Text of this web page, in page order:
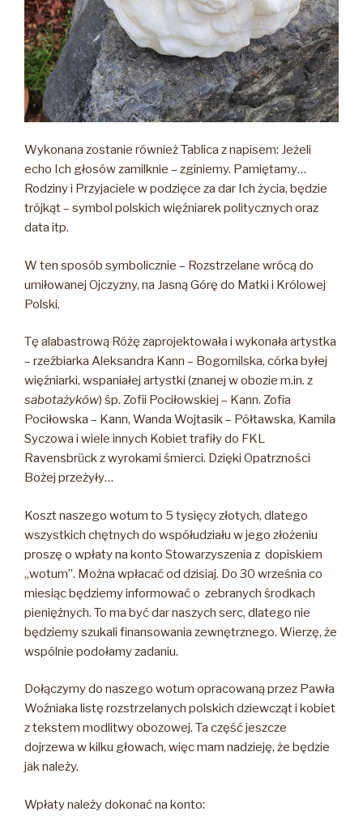
Wykonana zostanie również Tablica z napisem: Jeżeli
echo Ich głosów zamilknie – zginiemy. Pamiętamy…
Rodziny i Przyjaciele w podzięce za dar Ich życia, będzie
trójkąt – symbol polskich więźniarek politycznych oraz
data itp.
W ten sposób symbolicznie – Rozstrzelane wrócą do
umiłowanej Ojczyzny, na Jasną Górę do Matki i Królowej
Polski.
Tę alabastrową Różę zaprojektowała i wykonała artystka
– rzeźbiarka Aleksandra Kann – Bogomilska, córka byłej
więźniarki, wspaniałej artystki (znanej w obozie m.in. z
sabotażyków) śp. Zofii Pociłowskiej – Kann. Zofia
Pociłowska – Kann, Wanda Wojtasik – Półtawska, Kamila
Syczowa i wiele innych Kobiet trafiły do FKL
Ravensbrück z wyrokami śmierci. Dzięki Opatrzności
Bożej przeżyły…
Koszt naszego wotum to 5 tysięcy złotych, dlatego
wszystkich chętnych do współudziału w jego złożeniu
proszę o wpłaty na konto Stowarzyszenia z dopiskiem
„wotum”. Można wpłacać od dzisiaj. Do 30 września co
miesiąc będziemy informować o zebranych środkach
pieniężnych. To ma być dar naszych serc, dlatego nie
będziemy szukali finansowania zewnętrznego. Wierzę, że
wspólnie podołamy zadaniu.
Dołączymy do naszego wotum opracowaną przez Pawła
Woźniaka listę rozstrzelanych polskich dziewcząt i kobiet
z tekstem modlitwy obozowej. Ta część jeszcze
dojrzewa w kilku głowach, więc mam nadzieję, że będzie
jak należy.
Wpłaty należy dokonać na konto: